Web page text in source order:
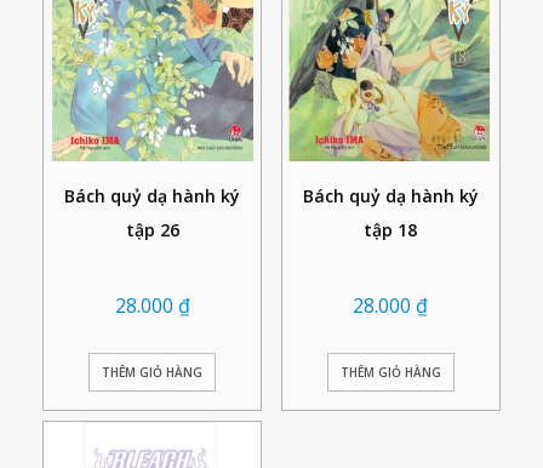
Bách quỷ dạ hành ký
tập 26
28.000 ₫
THÊM GIỎ HÀNG
Bách quỷ dạ hành ký
tập 18
28.000 ₫
THÊM GIỎ HÀNG